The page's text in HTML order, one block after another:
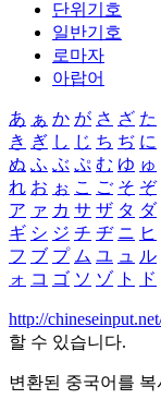
단위기호
일반기호
로마자
아랍어
あ ぁ か が さ ざ た
き ぎ し じ ち ぢ に
ぬ ふ ぶ ぷ む ゆ ゅ
れ お ぉ こ ご そ ぞ
ア ァ カ サ ザ タ ダ
ギ シ ジ チ ヂ ニ ヒ
フ ブ プ ム ユ ュ ル
ォ コ ゴ ソ ゾ ト ド
http://
할 수 있습니다.
변환된 중국어를